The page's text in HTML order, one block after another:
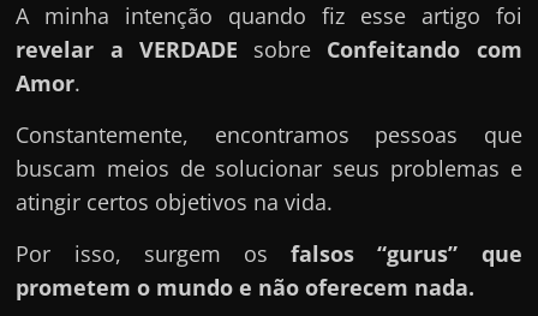
h
a
t
o
?
P
n
s
A minha intenção quando fiz esse artigo foi
revelar a VERDADE sobre Confeitando com
Amor.
Constantemente, encontramos pessoas que
buscam meios de solucionar seus problemas e
atingir certos objetivos na vida.
Por isso, surgem osfalsos “gurus” que
prometem o mundo e não oferecem nada.